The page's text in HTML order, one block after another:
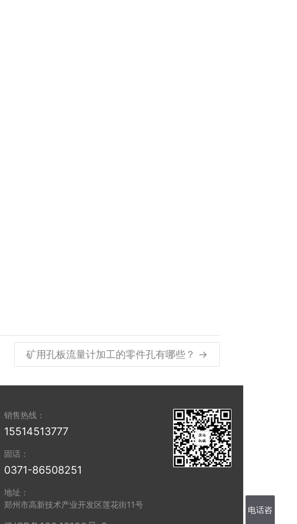
矿用孔板流量计加工的零件孔有哪些？ →
销售热线：
15514513777
固话：
0371-86508251
地址：
郑州市高新技术产业开发区莲花街11号
电话咨